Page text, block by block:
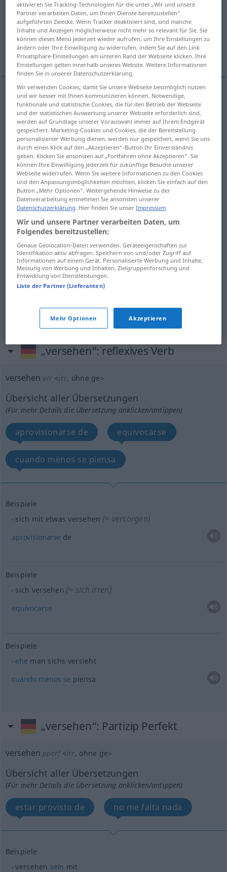
Übersicht aller Übersetzungen
(Für mehr Details die Übersetzung anklicken/antippen)
ocupar, desempeñar
Beispiele
jemanden,etwasmitetwasversehen
dotarodproveeraalguien,a/cdea/c
etwas mitetwasversehen
dotara/cdea/c,proveera/cdea/c
mit demDatumversehen
fechar
Beispiele anzeigen
ocupar versehenAmt
„versehen“: reflexives Verb
versehen v/r <irr, ohne ge>
Übersicht aller Übersetzungen
(Für mehr Details die Übersetzung anklicken/antippen)
aprovisionarse de equivocarse
cuando menos se piensa
Beispiele
sich mit etwas versehen (≈ versorgen)
aprovisionarse de
Beispiele
sich versehen (≈ sich irren)
equivocarse
Beispiele
ehe man sichs versieht
cuando menos se piensa
„versehen“: Partizip Perfekt
versehen pperf <irr, ohne ge>
Übersicht aller Übersetzungen
(Für mehr Details die Übersetzung anklicken/antippen)
estar provisto de no me falta nada
Beispiele
versehen sein mit
aktivieren Sie Tracking-Technologien für die unter „Wir und unsere
Partner verarbeiten Daten, um Ihnen Dienste bereitzustellen“
aufgeführten Zwecke. Wenn Tracker deaktiviert sind, sind manche
Inhalte und Anzeigen möglicherweise nicht mehr so relevant für Sie. Sie
können dieses Menü jederzeit wieder aufrufen, um Ihre Einstellungen zu
ändern oder Ihre Einwilligung zu widerrufen, indem Sie auf den Link
Privatsphäre-Einstellungen am unteren Rand der Webseite klicken. Ihre
Einstellungen gelten innerhalb unseres Website. Weitere Informationen
finden Sie in unserer Datenschutzerklärung.
Wir verwenden Cookies, damit Sie unsere Webseite bestmöglich nutzen
und wir besser mit Ihnen kommunizieren können. Notwendige,
funktionale und statistische Cookies, die für den Betrieb der Webseite
und der statistischen Auswertung unserer Webseite erforderlich sind,
werden auf Grundlage unserer Vorauswahl immer auf Ihrem Endgerät
gespeichert. Marketing-Cookies und Cookies, die der Bereitstellung
personalisierter Werbung dienen, werden nur gespeichert, wenn Sie uns
durch einen Klick auf den „Akzeptieren“-Button Ihr Einverständnis
geben. Klicken Sie ansonsten auf „Fortfahren ohne Akzeptieren“. Sie
können Ihre Einwilligung jederzeit für zukünftige Besuche unserer
Webseite widerrufen. Wenn Sie weitere Informationen zu den Cookies
und den Anpassungsmöglichkeiten möchten, klicken Sie einfach auf den
Button „Mehr Optionen“. Weitergehende Hinweise zu der
Datenverarbeitung entnehmen Sie ansonsten unserer
Datenschutzerklärung. Hier finden Sie unserImpressum.
Wir und unsere Partner verarbeiten Daten, um
Folgendes bereitzustellen:
Genaue Geolocation-Daten verwenden. Geräteeigenschaften zur
Identifikation aktiv abfragen. Speichern von und/oder Zugriff auf
Informationen auf einem Gerät. Personalisierte Werbung und Inhalte,
Messung von Werbung und Inhalten, Zielgruppenforschung und
Entwicklung von Dienstleistungen.
Liste der Partner (Lieferanten)
Mehr Optionen Akzeptieren